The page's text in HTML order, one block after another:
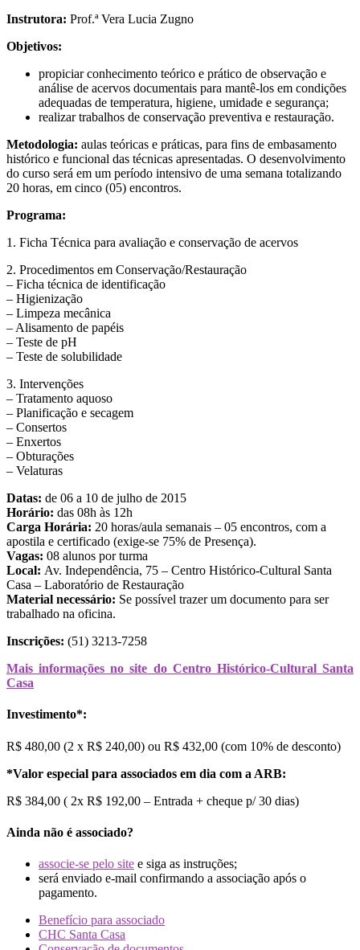
Instrutora: Prof.ª Vera Lucia Zugno
Objetivos:
propiciar conhecimento teórico e prático de observação e
análise de acervos documentais para mantê-los em condições
adequadas de temperatura, higiene, umidade e segurança;
realizar trabalhos de conservação preventiva e restauração.
Metodologia: aulas teóricas e práticas, para fins de embasamento
histórico e funcional das técnicas apresentadas. O desenvolvimento
do curso será em um período intensivo de uma semana totalizando
20 horas, em cinco (05) encontros.
Programa:
1. Ficha Técnica para avaliação e conservação de acervos
2. Procedimentos em Conservação/Restauração
– Ficha técnica de identificação
– Higienização
– Limpeza mecânica
– Alisamento de papéis
– Teste de pH
– Teste de solubilidade
3. Intervenções
– Tratamento aquoso
– Planificação e secagem
– Consertos
– Enxertos
– Obturações
– Velaturas
Datas: de 06 a 10 de julho de 2015
Horário: das 08h às 12h
Carga Horária: 20 horas/aula semanais – 05 encontros, com a
apostila e certificado (exige-se 75% de Presença).
Vagas: 08 alunos por turma
Local: Av. Independência, 75 – Centro Histórico-Cultural Santa
Casa – Laboratório de Restauração
Material necessário: Se possível trazer um documento para ser
trabalhado na oficina.
Inscrições: (51) 3213-7258
Mais informações no site do Centro Histórico-Cultural Santa
Casa
Investimento*:
R$ 480,00 (2 x R$ 240,00) ou R$ 432,00 (com 10% de desconto)
*Valor especial para associados em dia com a ARB:
R$ 384,00 ( 2x R$ 192,00 – Entrada + cheque p/ 30 dias)
Ainda não é associado?
associe-se pelo site e siga as instruções;
será enviado e-mail confirmando a associação após o
pagamento.
Benefício para associado
CHC Santa Casa